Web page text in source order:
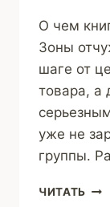
О чем
Зоны
шаге от
товара, а
уже не
группы.
ЧИТАТЬ